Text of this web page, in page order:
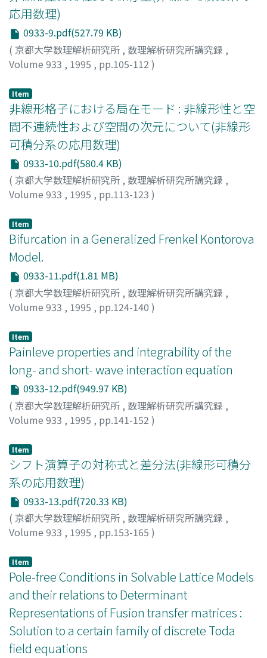
応用数理)
0933-9.pdf(527.79 KB)
( 京都大学数理解析研究所 , 数理解析研究所講究録 ,
Volume 933 , 1995 , pp.105-112 )
Item
非線形格子における局在モード : 非線形性と空
間不連続性および空間の次元について(非線形
可積分系の応用数理)
0933-10.pdf(580.4 KB)
( 京都大学数理解析研究所 , 数理解析研究所講究録 ,
Volume 933 , 1995 , pp.113-123 )
Item
Bifurcation in a Generalized Frenkel Kontorova
Model.
0933-11.pdf(1.81 MB)
( 京都大学数理解析研究所 , 数理解析研究所講究録 ,
Volume 933 , 1995 , pp.124-140 )
Item
Painleve properties and integrability of the
long- and short- wave interaction equation
0933-12.pdf(949.97 KB)
( 京都大学数理解析研究所 , 数理解析研究所講究録 ,
Volume 933 , 1995 , pp.141-152 )
Item
シフト演算子の対称式と差分法(非線形可積分
系の応用数理)
0933-13.pdf(720.33 KB)
( 京都大学数理解析研究所 , 数理解析研究所講究録 ,
Volume 933 , 1995 , pp.153-165 )
Item
Pole-free Conditions in Solvable Lattice Models
and their relations to Determinant
Representations of Fusion transfer matrices :
Solution to a certain family of discrete Toda
field equations